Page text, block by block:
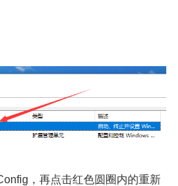
，再点击红色圆圈内的重新